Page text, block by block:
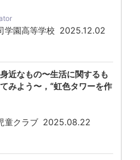
学園高等学校 2025.12.02
近なもの〜生活に関するも
みよう〜，“虹色タワーを作
童クラブ 2025.08.22